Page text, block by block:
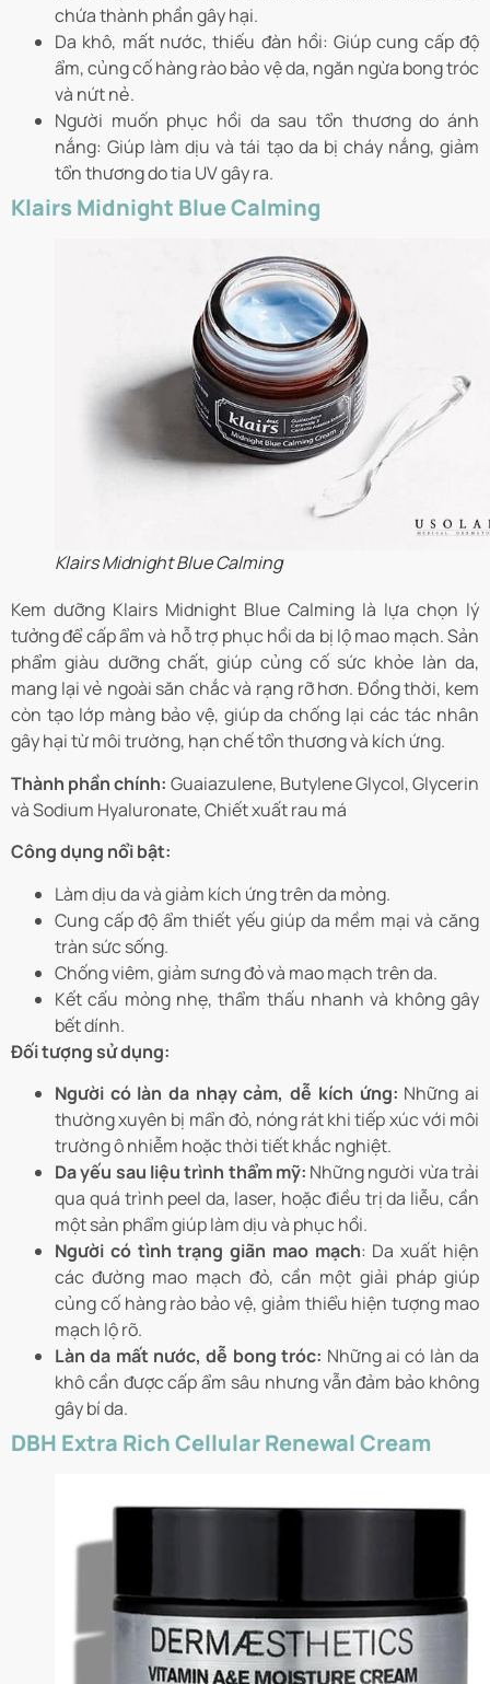
chứa thành phần gây hại.
Da khô, mất nước, thiếu đàn hồi: Giúp cung cấp độ
ẩm, củng cố hàng rào bảo vệ da, ngăn ngừa bong tróc
và nứt nẻ.
Người muốn phục hồi da sau tổn thương do ánh
nắng: Giúp làm dịu và tái tạo da bị cháy nắng, giảm
tổn thương do tia UV gây ra.
Klairs Midnight Blue Calming
Klairs Midnight Blue Calming
Kem dưỡng Klairs Midnight Blue Calming là lựa chọn lý
tưởng để cấp ẩm và hỗ trợ phục hồi da bị lộ mao mạch. Sản
phẩm giàu dưỡng chất, giúp củng cố sức khỏe làn da,
mang lại vẻ ngoài săn chắc và rạng rỡ hơn. Đồng thời, kem
còn tạo lớp màng bảo vệ, giúp da chống lại các tác nhân
gây hại từ môi trường, hạn chế tổn thương và kích ứng.
Thành phần chính: Guaiazulene, Butylene Glycol, Glycerin
và Sodium Hyaluronate, Chiết xuất rau má
Công dụng nổi bật:
Làm dịu da và giảm kích ứng trên da mỏng.
Cung cấp độ ẩm thiết yếu giúp da mềm mại và căng
tràn sức sống.
Chống viêm, giảm sưng đỏ và mao mạch trên da.
Kết cấu mỏng nhẹ, thẩm thấu nhanh và không gây
bết dính.
Đối tượng sử dụng:
Người có làn da nhạy cảm, dễ kích ứng: Những ai
thường xuyên bị mẩn đỏ, nóng rát khi tiếp xúc với môi
trường ô nhiễm hoặc thời tiết khắc nghiệt.
Da yếu sau liệu trình thẩm mỹ: Những người vừa trải
qua quá trình peel da, laser, hoặc điều trị da liễu, cần
một sản phẩm giúp làm dịu và phục hồi.
Người có tình trạng giãn mao mạch: Da xuất hiện
các đường mao mạch đỏ, cần một giải pháp giúp
củng cố hàng rào bảo vệ, giảm thiểu hiện tượng mao
mạch lộ rõ.
Làn da mất nước, dễ bong tróc: Những ai có làn da
khô cần được cấp ẩm sâu nhưng vẫn đảm bảo không
gây bí da.
DBH Extra Rich Cellular Renewal Cream